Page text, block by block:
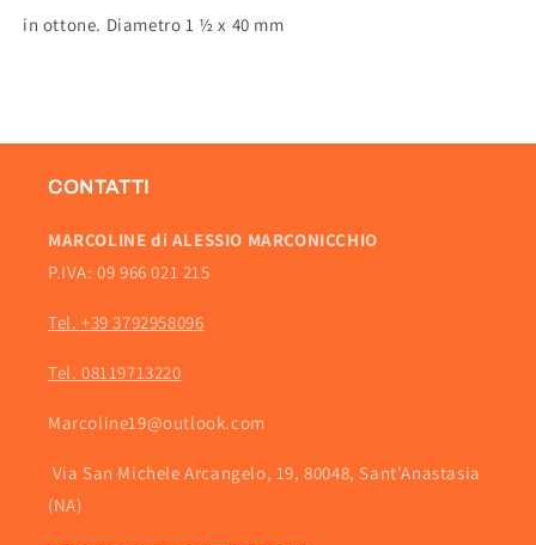
in ottone. Diametro 1 ½ x 40 mm
CONTATTI
MARCOLINE di ALESSIO MARCONICCHIO
P.IVA: 09 966 021 215
Tel. +39 3792958096
Tel. 08119713220
Marcoline19@outlook.com
Via San Michele Arcangelo, 19, 80048, Sant'Anastasia
(NA)